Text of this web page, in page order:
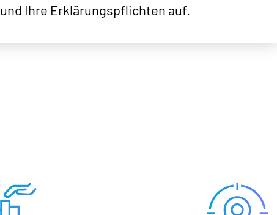
und Ihre Erklärungspflichten auf.